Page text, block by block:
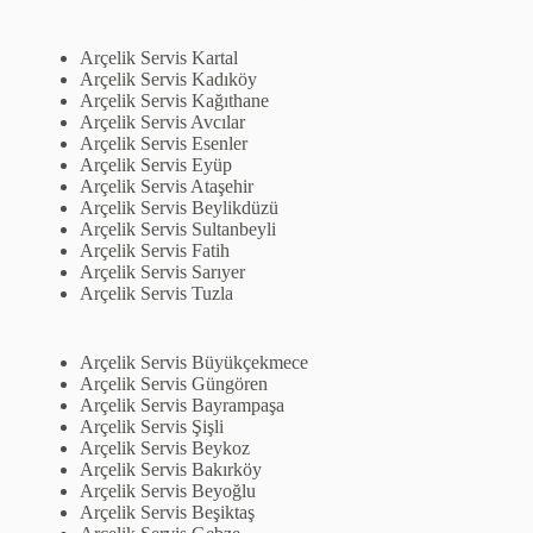
Arçelik Servis Kartal
Arçelik Servis Kadıköy
Arçelik Servis Kağıthane
Arçelik Servis Avcılar
Arçelik Servis Esenler
Arçelik Servis Eyüp
Arçelik Servis Ataşehir
Arçelik Servis Beylikdüzü
Arçelik Servis Sultanbeyli
Arçelik Servis Fatih
Arçelik Servis Sarıyer
Arçelik Servis Tuzla
Arçelik Servis Büyükçekmece
Arçelik Servis Güngören
Arçelik Servis Bayrampaşa
Arçelik Servis Şişli
Arçelik Servis Beykoz
Arçelik Servis Bakırköy
Arçelik Servis Beyoğlu
Arçelik Servis Beşiktaş